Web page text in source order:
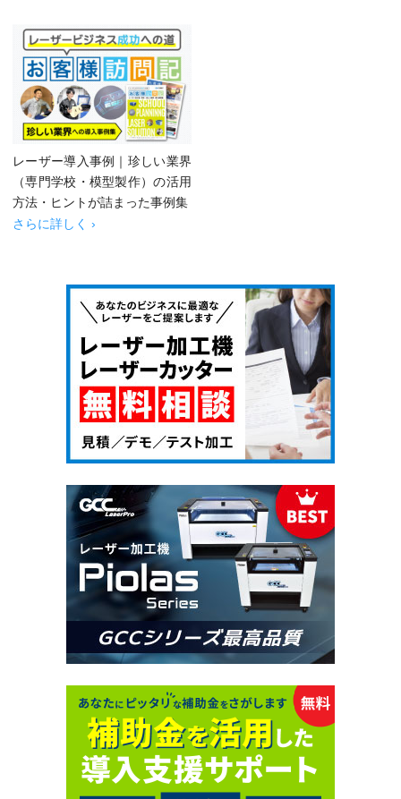
レーザー導入事例｜珍しい業界
（専門学校・模型製作）の活用
方法・ヒントが詰まった事例集
さらに詳しく ›